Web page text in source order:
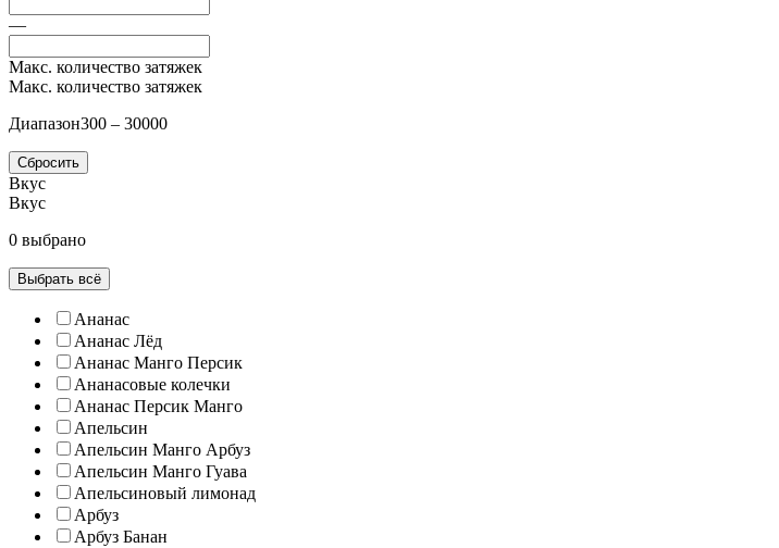
—
Макс. количество затяжек
Макс. количество затяжек
Диапазон300 – 30000
Сбросить
Вкус
Вкус
0 выбрано
Выбрать всё
Ананас
Ананас Лёд
Ананас Манго Персик
Ананасовые колечки
Ананас Персик Манго
Апельсин
Апельсин Манго Арбуз
Апельсин Манго Гуава
Апельсиновый лимонад
Арбуз
Арбуз Банан